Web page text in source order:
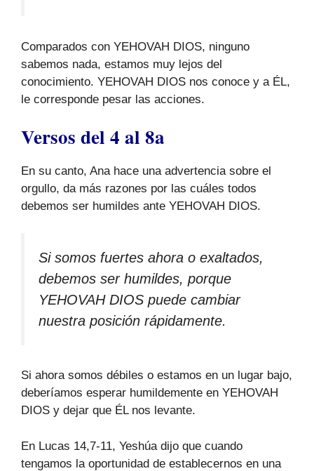
Comparados con YEHOVAH DIOS, ninguno
sabemos nada, estamos muy lejos del
conocimiento. YEHOVAH DIOS nos conoce y a ÉL,
le corresponde pesar las acciones.
Versos del 4 al 8a
En su canto, Ana hace una advertencia sobre el
orgullo, da más razones por las cuáles todos
debemos ser humildes ante YEHOVAH DIOS.
Si somos fuertes ahora o exaltados,
debemos ser humildes, porque
YEHOVAH DIOS puede cambiar
nuestra posición rápidamente.
Si ahora somos débiles o estamos en un lugar bajo,
deberíamos esperar humildemente en YEHOVAH
DIOS y dejar que ÉL nos levante.
En Lucas 14,7-11, Yeshúa dijo que cuando
tengamos la oportunidad de establecernos en una